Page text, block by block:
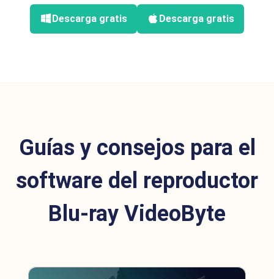
Descarga gratis Descarga gratis
Guías y consejos para el
software del reproductor
Blu-ray VideoByte